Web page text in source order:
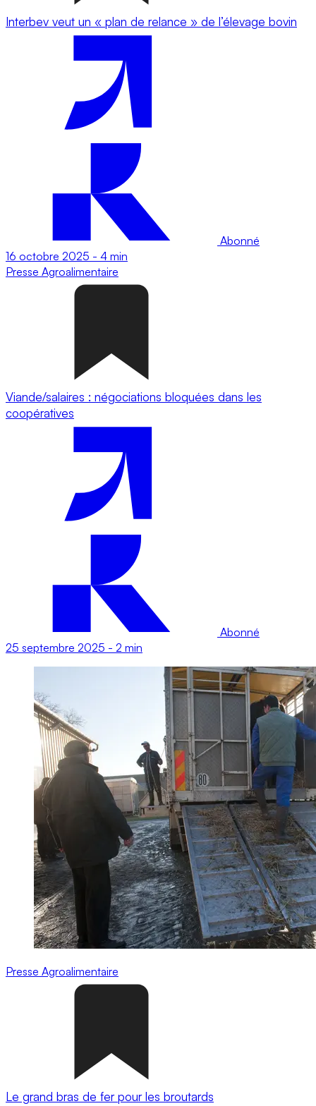
Interbev veut un « plan de relance » de l’élevage bovin
Abonné
16 octobre 2025 - 4 min
Presse Agroalimentaire
Viande/salaires : négociations bloquées dans les
coopératives
Abonné
25 septembre 2025 - 2 min
Presse Agroalimentaire
Le grand bras de fer pour les broutards